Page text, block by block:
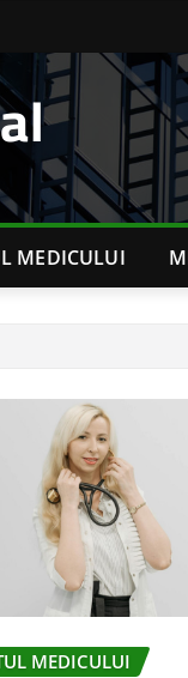
MEDICULUI
MEDICULUI